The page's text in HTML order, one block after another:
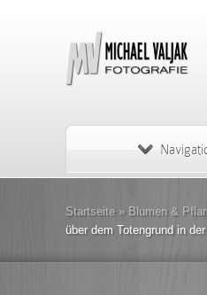
Startseite » Blumen &
über dem Totengrund in